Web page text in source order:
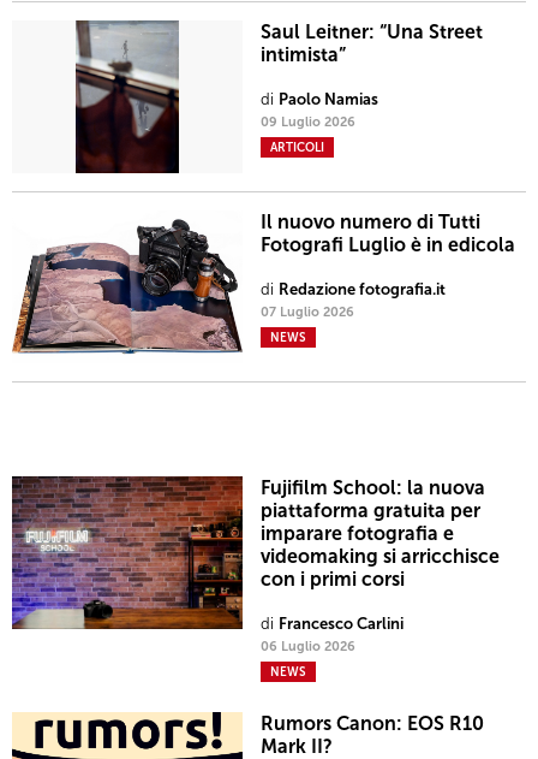
Saul Leitner: “Una Street
intimista”
di Paolo Namias
09 Luglio 2026
ARTICOLI
Il nuovo numero di Tutti
Fotografi Luglio è in edicola
di Redazione fotografia.it
07 Luglio 2026
NEWS
Fujifilm School: la nuova
piattaforma gratuita per
imparare fotografia e
videomaking si arricchisce
con i primi corsi
di Francesco Carlini
06 Luglio 2026
NEWS
Rumors Canon: EOS R10
Mark II?